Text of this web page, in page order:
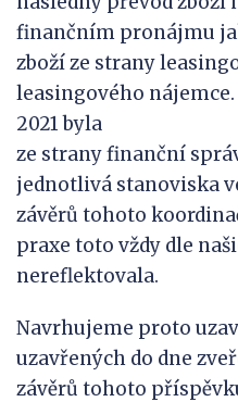
finančním pronájmu
zboží ze strany
leasingového
2021 byla
ze strany finanční
jednotlivá stanoviska
závěrů tohoto
praxe toto vždy dle
nereflektovala.
Navrhujeme proto
uzavřených do dne
závěrů tohoto